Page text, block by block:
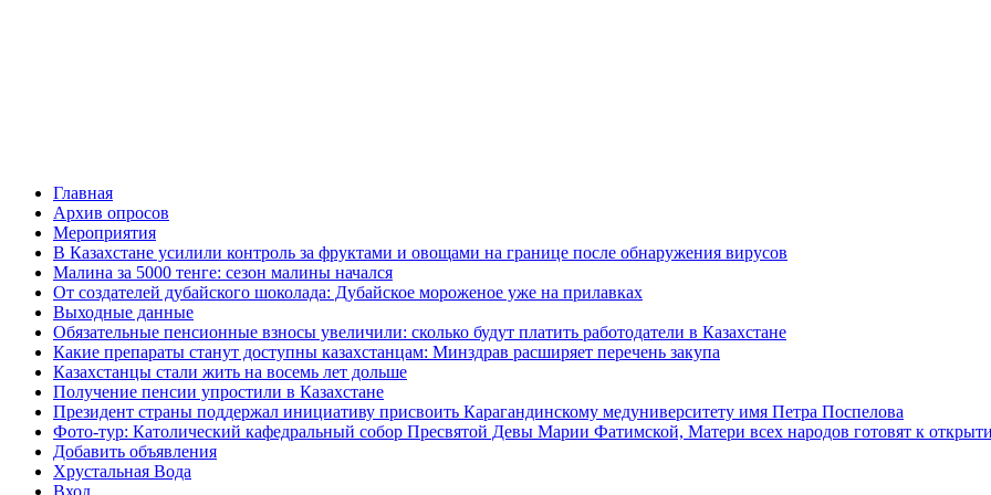
Главная
Архив опросов
Мероприятия
В Казахстане усилили контроль за фруктами и овощами на границе после обнаружения вирусов
Малина за 5000 тенге: сезон малины начался
От создателей дубайского шоколада: Дубайское мороженое уже на прилавках
Выходные данные
Обязательные пенсионные взносы увеличили: сколько будут платить работодатели в Казахстане
Какие препараты станут доступны казахстанцам: Минздрав расширяет перечень закупа
Казахстанцы стали жить на восемь лет дольше
Получение пенсии упростили в Казахстане
Президент страны поддержал инициативу присвоить Карагандинскому медуниверситету имя Петра Поспелова
Фото-тур: Католический кафедральный собор Пресвятой Девы Марии Фатимской, Матери всех народов готовят к
Добавить объявления
Хрустальная Вода